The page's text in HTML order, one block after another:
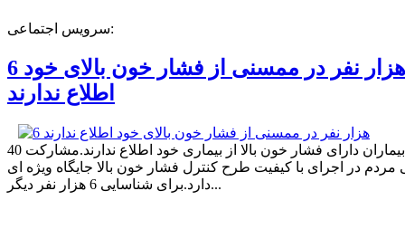
سرویس اجتماعی:
6 هزار نفر در ممسنی از فشار خون بالای خود
اطلاع ندارند
40 درصد بیماران دارای فشار خون بالا از بیماری خود اطلاع ندارند.مشارکت
در اجرای با کیفیت طرح کنترل فشار خون بالا جایگاه ویژه ای
دارد.برای شناسایی 6 هزار نفر دیگر...